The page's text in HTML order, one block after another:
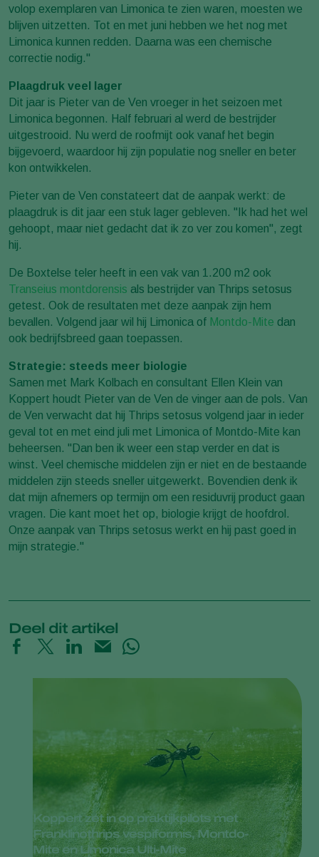
volop exemplaren van Limonica te zien waren, moesten we
blijven uitzetten. Tot en met juni hebben we het nog met
Limonica kunnen redden. Daarna was een chemische
correctie nodig."
Plaagdruk veel lager
Dit jaar is Pieter van de Ven vroeger in het seizoen met
Limonica begonnen. Half februari al werd de bestrijder
uitgestrooid. Nu werd de roofmijt ook vanaf het begin
bijgevoerd, waardoor hij zijn populatie nog sneller en beter
kon ontwikkelen.
Pieter van de Ven constateert dat de aanpak werkt: de
plaagdruk is dit jaar een stuk lager gebleven. "Ik had het wel
gehoopt, maar niet gedacht dat ik zo ver zou komen", zegt
hij.
De Boxtelse teler heeft in een vak van 1.200 m2 ook
Transeius montdorensis als bestrijder van Thrips setosus
getest. Ook de resultaten met deze aanpak zijn hem
bevallen. Volgend jaar wil hij Limonica of Montdo-Mite dan
ook bedrijfsbreed gaan toepassen.
Strategie: steeds meer biologie
Samen met Mark Kolbach en consultant Ellen Klein van
Koppert houdt Pieter van de Ven de vinger aan de pols. Van
de Ven verwacht dat hij Thrips setosus volgend jaar in ieder
geval tot en met eind juli met Limonica of Montdo-Mite kan
beheersen. "Dan ben ik weer een stap verder en dat is
winst. Veel chemische middelen zijn er niet en de bestaande
middelen zijn steeds sneller uitgewerkt. Bovendien denk ik
dat mijn afnemers op termijn om een residuvrij product gaan
vragen. Die kant moet het op, biologie krijgt de hoofdrol.
Onze aanpak van Thrips setosus werkt en hij past goed in
mijn strategie."
Deel dit artikel
Koppert zet in op praktijkpilots met
Franklinothrips vespiformis, Montdo-
Mite en Limonica Ulti-Mite